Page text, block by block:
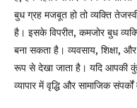
बुध ग्रह मजबूत हो तो व्यक्ति
है। इसके विपरीत, कमजोर बुध
बना सकता है। व्यवसाय, शिक्षा,
रूप से देखा जाता है। यदि आपकी
व्यापार में वृद्धि और सामाजिक